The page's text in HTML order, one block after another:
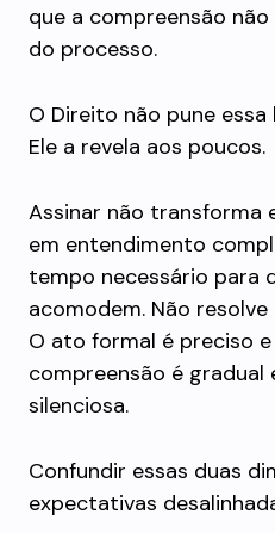
que a compreensão
do processo.
O Direito não pune
Ele a revela aos poucos.
Assinar não transforma
em entendimento
tempo necessário para
acomodem. Não
O ato formal é preciso
compreensão é gradual
silenciosa.
Confundir essas duas
expectativas